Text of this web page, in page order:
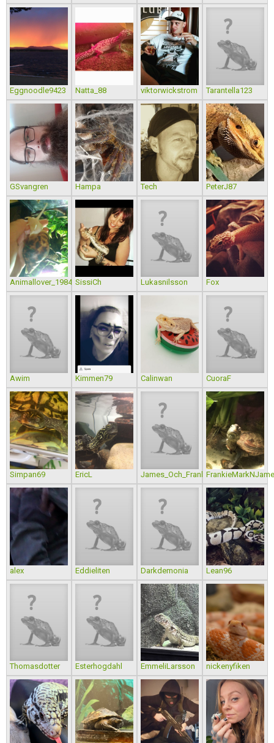
Eggnoodle9423 Natta_88 viktorwickstrom Tarantella123
GSvangren Hampa Tech PeterJ87
Animallover_1984 SissiCh Lukasnilsson Fox
Awim Kimmen79 Calinwan CuoraF
Simpan69 EricL James_Och_Frank
alex Eddieliten Darkdemonia Lean96
Thomasdotter Esterhogdahl EmmeliLarsson nickenyfiken